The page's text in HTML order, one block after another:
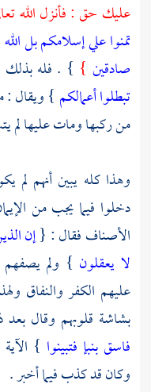
عليك حق : فأنزل الله
تمنوا علي إسلامكم بل
صادقين } } . فله بذلك
تبطلوا أعمالكم } ويقال :
من ركبها ومات عليها لم
وهذا كله يبين أنهم لم
دخلوا فيما يجب من
الأصناف فقال : {إن
لا يعقلون } ولم
عليهم الكفر والنفاق
بشاشة قلوبهم وقال
فاسق بنبإ فتبينوا }
وكان قد كذب فيما أخبر .